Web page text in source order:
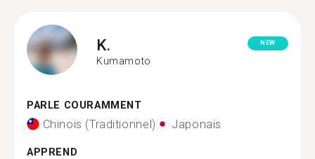
K.
Kumamoto
NEW
PARLE COURAMMENT
Chinois (Traditionnel) Japonais
APPREND